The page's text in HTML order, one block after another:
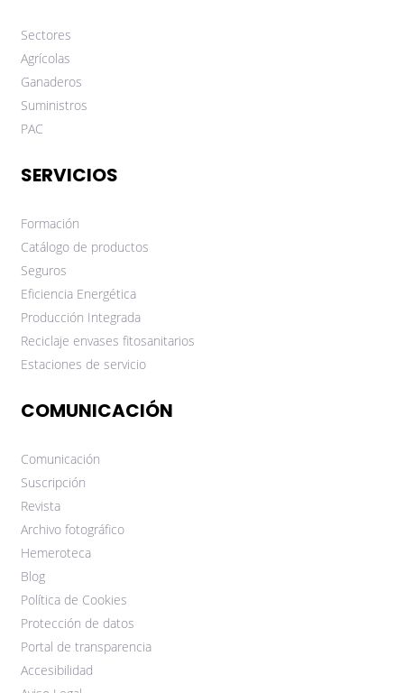
Sectores
Agrícolas
Ganaderos
Suministros
PAC
SERVICIOS
Formación
Catálogo de productos
Seguros
Eficiencia Energética
Producción Integrada
Reciclaje envases fitosanitarios
Estaciones de servicio
COMUNICACIÓN
Comunicación
Suscripción
Revista
Archivo fotográfico
Hemeroteca
Blog
Política de Cookies
Protección de datos
Portal de transparencia
Accesibilidad